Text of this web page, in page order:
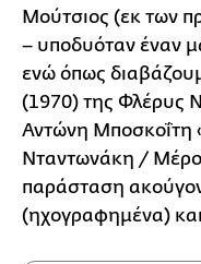
Μούτσιος (εκ των
– υποδυόταν έναν
ενώ όπως
(1970) της Φλέρυς
Αντώνη Μποσκοΐτη
Νταντωνάκη /
παράσταση
(ηχογραφημένα)